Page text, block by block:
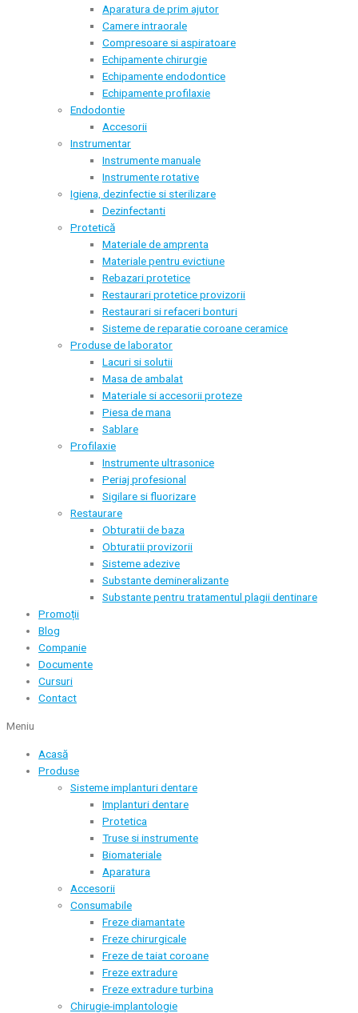
Aparatura de prim ajutor
Camere intraorale
Compresoare si aspiratoare
Echipamente chirurgie
Echipamente endodontice
Echipamente profilaxie
Endodontie
Accesorii
Instrumentar
Instrumente manuale
Instrumente rotative
Igiena, dezinfectie si sterilizare
Dezinfectanti
Protetică
Materiale de amprenta
Materiale pentru evictiune
Rebazari protetice
Restaurari protetice provizorii
Restaurari si refaceri bonturi
Sisteme de reparatie coroane ceramice
Produse de laborator
Lacuri si solutii
Masa de ambalat
Materiale si accesorii proteze
Piesa de mana
Sablare
Profilaxie
Instrumente ultrasonice
Periaj profesional
Sigilare si fluorizare
Restaurare
Obturatii de baza
Obturatii provizorii
Sisteme adezive
Substante demineralizante
Substante pentru tratamentul plagii dentinare
Promoții
Blog
Companie
Documente
Cursuri
Contact
Meniu
Acasă
Produse
Sisteme implanturi dentare
Implanturi dentare
Protetica
Truse si instrumente
Biomateriale
Aparatura
Accesorii
Consumabile
Freze diamantate
Freze chirurgicale
Freze de taiat coroane
Freze extradure
Freze extradure turbina
Chirugie-implantologie